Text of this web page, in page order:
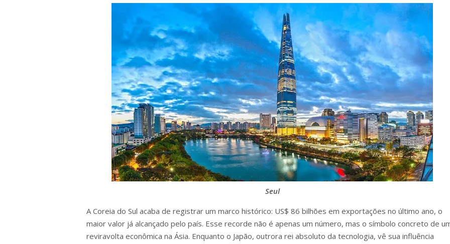
Seul
A Coreia do Sul acaba de registrar um marco histórico: US$ 86 bilhões em exportações no último ano, o
maior valor já alcançado pelo país. Esse recorde não é apenas um número, mas o símbolo concreto de
reviravolta econômica na Ásia. Enquanto o Japão, outrora rei absoluto da tecnologia, vê sua influência